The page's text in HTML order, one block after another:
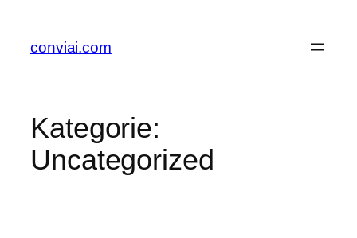
springen
conviai.com
Kategorie:
Uncategorized